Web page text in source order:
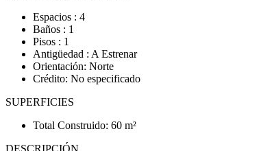
Espacios : 4
Baños : 1
Pisos : 1
Antigüedad : A Estrenar
Orientación: Norte
Crédito: No especificado
SUPERFICIES
Total Construido: 60 m²
DESCRIPCIÓN